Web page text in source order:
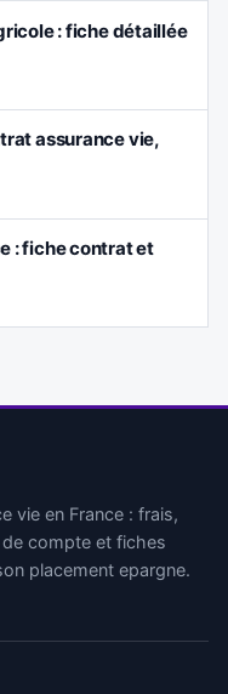
: fiche détaillée
assurance vie,
: fiche contrat et
vie en France : frais,
compte et fiches
placement epargne.